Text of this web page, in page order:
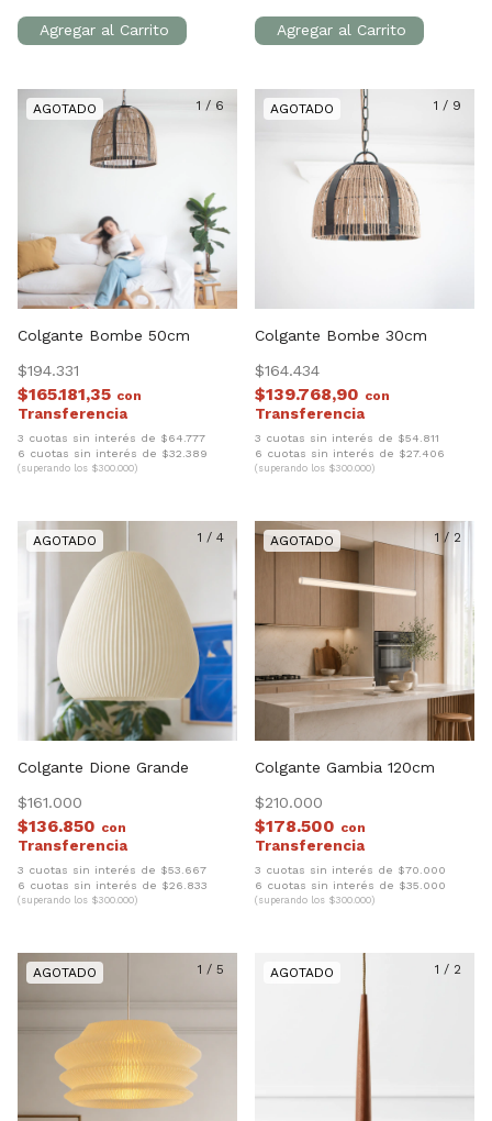
1 / 6
Colgante Bombe 50cm
$194.331
$165.181,35 con
3 cuotas sin interés de $64.777
6 cuotas sin interés de $32.389
(superando los $300.000)
1 / 9
Colgante Bombe 30cm
$164.434
$139.768,90 con
3 cuotas sin interés de $54.811
6 cuotas sin interés de $27.406
(superando los $300.000)
1 / 4
Colgante Dione Grande
$161.000
$136.850 con
3 cuotas sin interés de $53.667
6 cuotas sin interés de $26.833
(superando los $300.000)
1 / 2
Colgante Gambia 120cm
$210.000
$178.500 con
3 cuotas sin interés de $70.000
6 cuotas sin interés de $35.000
(superando los $300.000)
1 / 5 1 / 2